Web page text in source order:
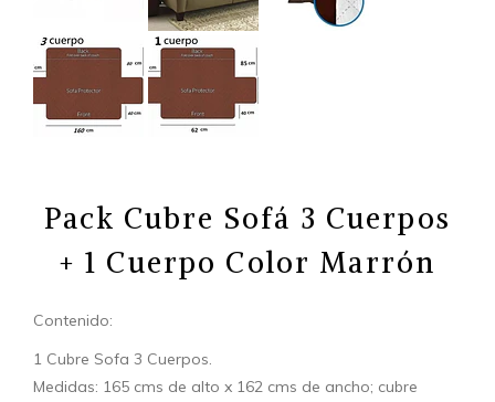
Pack Cubre Sofá 3 Cuerpos
+ 1 Cuerpo Color Marrón
Contenido:
1 Cubre Sofa 3 Cuerpos.
Medidas: 165 cms de alto x 162 cms de ancho; cubre